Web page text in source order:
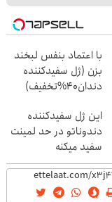
با اعتماد بنفس لبخند
بزن (ژل سفیدکننده
دندان40%تخفیف)
این ژل سفیدکننده
دندوناتو در حد لمینت
سفید میکنه
(40%تخفیف)